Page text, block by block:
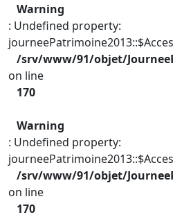
Warning
: Undefined property:
/srv/www/91/objet/
on line
170
Warning
: Undefined property:
/srv/www/91/objet/
on line
170